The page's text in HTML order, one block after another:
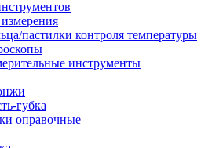
пастилки контроля температуры
инструменты
губка
оправочные